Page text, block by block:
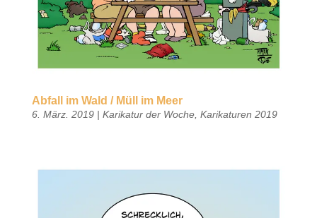
Abfall im Wald / Müll im Meer
6. März. 2019| Karikatur der Woche, Karikaturen 2019